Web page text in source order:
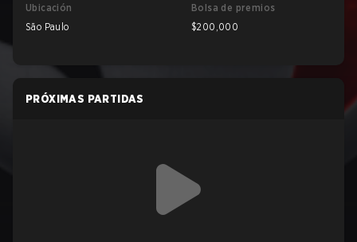
Ubicación
São Paulo
Bolsa de premios
$200,000
PRÓXIMAS PARTIDAS